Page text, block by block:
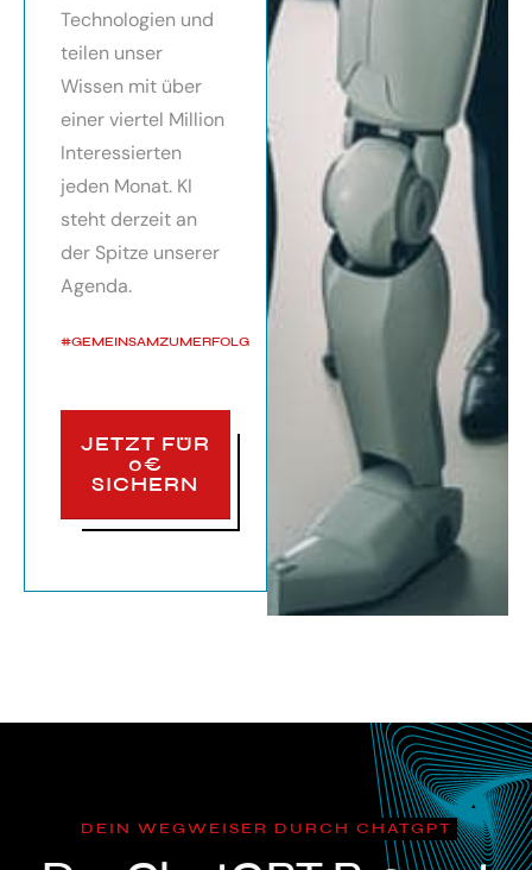
Technologien und
teilen unser
Wissen mit über
einer viertel Million
Interessierten
jeden Monat. KI
steht derzeit an
der Spitze unserer
Agenda.
#GEMEINSAMZUMERFOLG
JETZT FÜR
0€
SICHERN
DEIN WEGWEISER DURCH CHATGPT